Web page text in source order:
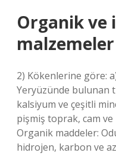
Organik ve
2) Kökenlerine göre:
Yeryüzünde bulunan
kalsiyum ve çeşitli
pişmiş toprak, cam
Organik maddeler:
hidrojen, karbon ve